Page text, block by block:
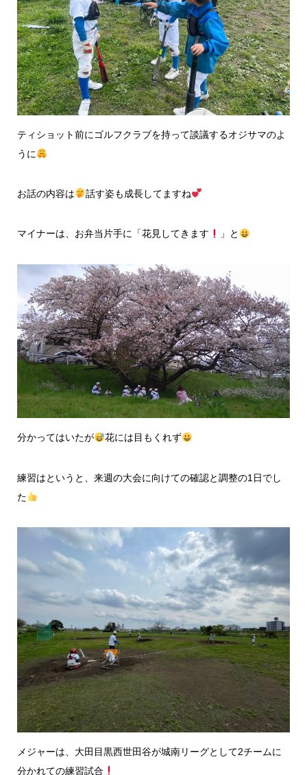
ティショット前にゴルフクラブを持って談議するオジサマのよ
うに
お話の内容は 話す姿も成長してますね
マイナーは、お弁当片手に「花見してきます 」と
分かってはいたが 花には目もくれず
練習はというと、来週の大会に向けての確認と調整の1日でし
た
メジャーは、大田目黒西世田谷が城南リーグとして2チームに
分かれての練習試合